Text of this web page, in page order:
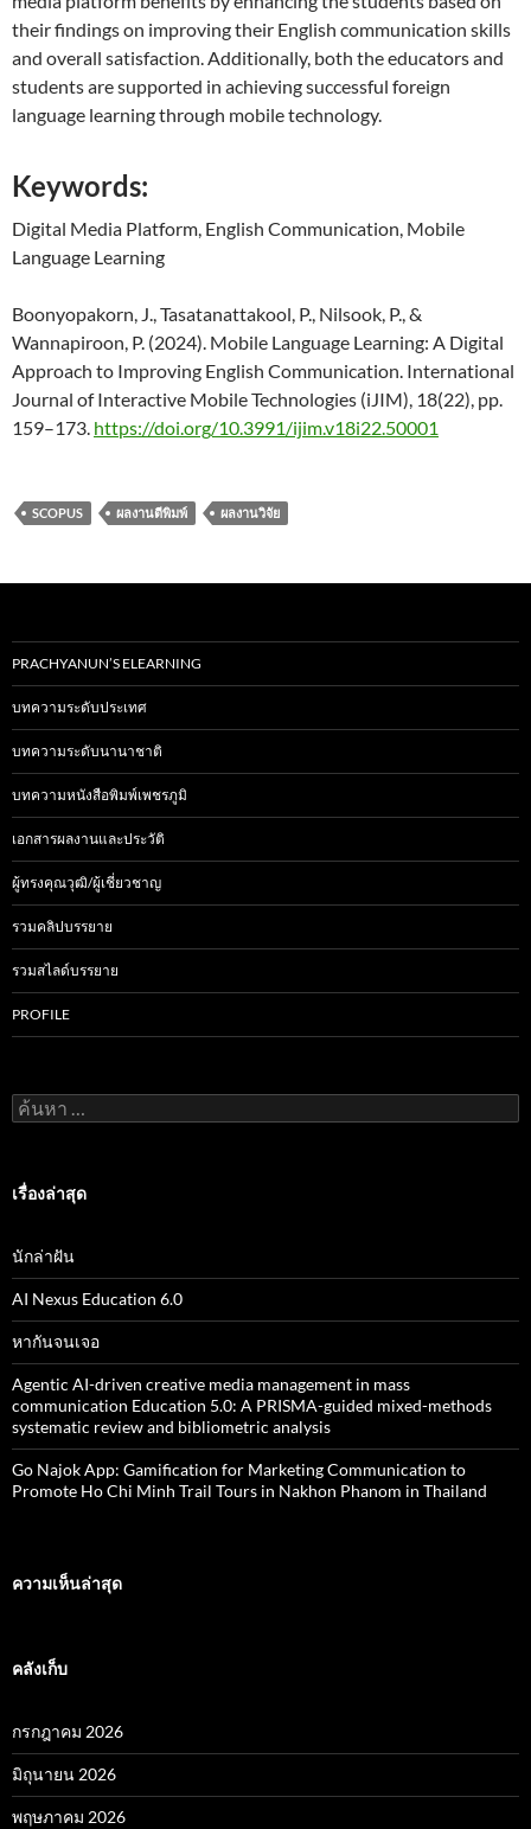
their findings on improving their English communication skills
and overall satisfaction. Additionally, both the educators and
students are supported in achieving successful foreign
language learning through mobile technology.
Keywords:
Digital Media Platform, English Communication, Mobile
Language Learning
Boonyopakorn, J., Tasatanattakool, P., Nilsook, P., &
Wannapiroon, P. (2024). Mobile Language Learning: A Digital
Approach to Improving English Communication. International
Journal of Interactive Mobile Technologies (iJIM), 18(22), pp.
159–173. https://doi.org/10.3991/ijim.v18i22.50001
SCOPUS ผลงานตีพิมพ์ ผลงานวิจัย
PRACHYANUN’S ELEARNING
บทความระดับประเทศ
บทความระดับนานาชาติ
บทความหนังสือพิมพ์เพชรภูมิ
เอกสารผลงานและประวัติ
ผู้ทรงคุณวุฒิ/ผู้เชี่ยวชาญ
รวมคลิปบรรยาย
รวมสไลด์บรรยาย
PROFILE
ค้
น
สำ
บ
:
เรื่องล่าสุด
นักล่าฝัน
AI Nexus Education 6.0
หากันจนเจอ
Agentic AI-driven creative media management in mass
communication Education 5.0: A PRISMA-guided mixed-methods
systematic review and bibliometric analysis
Go Najok App: Gamification for Marketing Communication to
Promote Ho Chi Minh Trail Tours in Nakhon Phanom in Thailand
ความเห็นล่าสุด
คลังเก็บ
กรกฎาคม 2026
มิถุนายน 2026
พฤษภาคม 2026